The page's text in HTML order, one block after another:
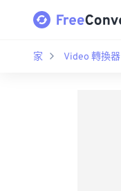
家 Video 轉換器